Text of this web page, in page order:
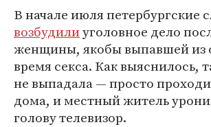
В начале июля петербургские
возбудилиуголовное дело
женщины, якобы выпавшей из
время секса. Как выяснилось,
не выпадала — просто
дома, и местный житель
голову телевизор.